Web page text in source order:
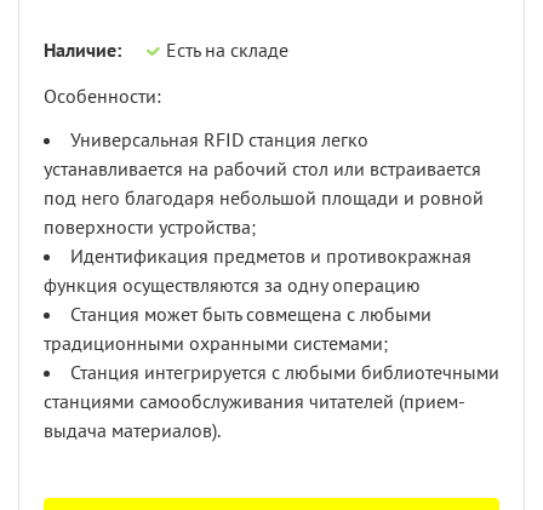
Наличие:
Есть на складе
Особенности:
Универсальная RFID станция легко
устанавливается на рабочий стол или встраивается
под него благодаря небольшой площади и ровной
поверхности устройства;
Идентификация предметов и противокражная
функция осуществляются за одну операцию
Станция может быть совмещена с любыми
традиционными охранными системами;
Станция интегрируется с любыми библиотечными
станциями самообслуживания читателей (прием-
выдача материалов).